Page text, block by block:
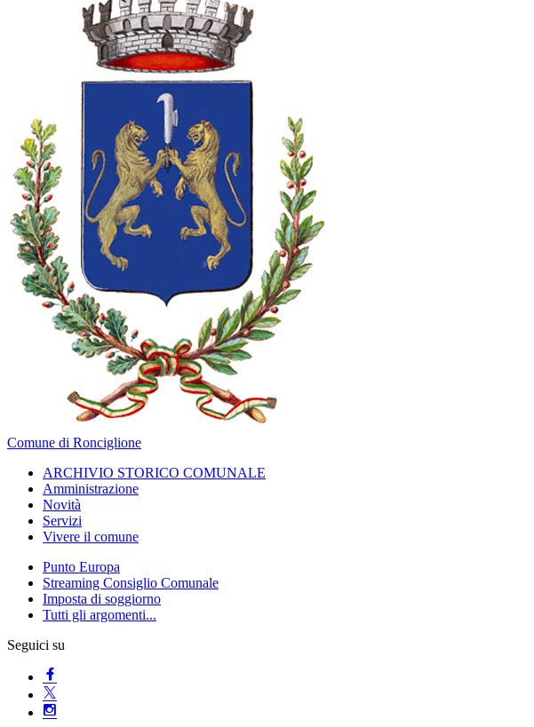
Comune di Ronciglione
ARCHIVIO STORICO COMUNALE
Amministrazione
Novità
Servizi
Vivere il comune
Punto Europa
Streaming Consiglio Comunale
Imposta di soggiorno
Tutti gli argomenti...
Seguici su